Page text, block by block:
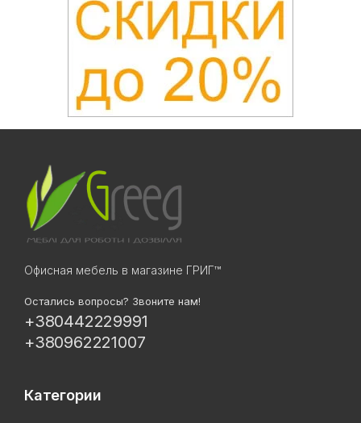
Офисная мебель в магазине ГРИГ™
Остались вопросы? Звоните нам!
+380442229991
+380962221007
Категории